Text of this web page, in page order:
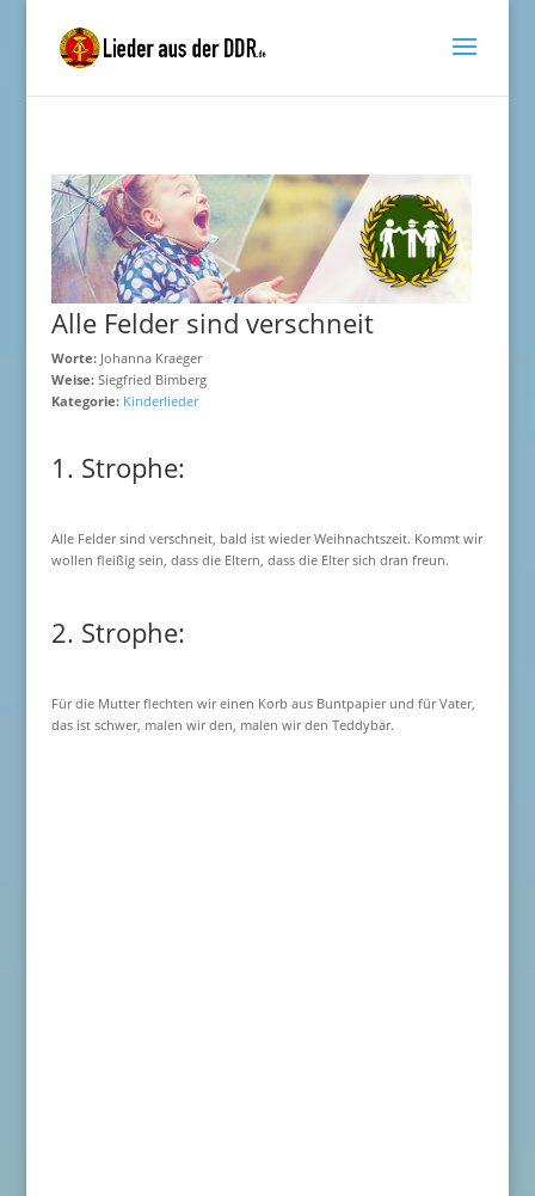
Alle Felder sind verschneit
Worte:Johanna Kraeger
Weise:Siegfried Bimberg
Kategorie: Kinderlieder
1. Strophe:
Alle Felder sind verschneit, bald ist wieder Weihnachtszeit. Kommt wir
wollen fleißig sein, dass die Eltern, dass die Elter sich dran freun.
2. Strophe:
Für die Mutter flechten wir einen Korb aus Buntpapier und für Vater,
das ist schwer, malen wir den, malen wir den Teddybär.